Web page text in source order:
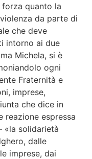
forza quanto la
da parte di
che deve
intorno ai due
Michela, si è
ogni
Fraternità e
imprese,
che dice in
reazione espressa
«la solidarietà
dalle
imprese, dai